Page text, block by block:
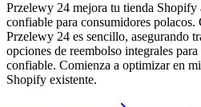
Przelewy 24 mejora tu tienda Shopify
confiable para consumidores
Przelewy 24 es sencillo, asegurando
opciones de reembolso integrales
confiable. Comienza a optimizar en
Shopify existente.